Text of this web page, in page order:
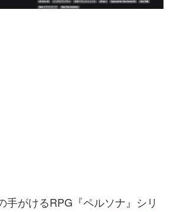
手がけるRPG『ペルソナ』シリ